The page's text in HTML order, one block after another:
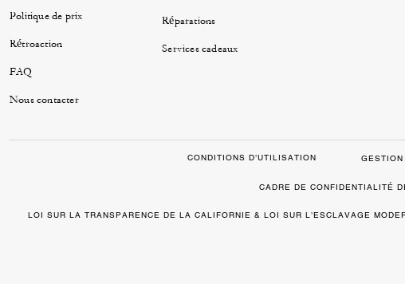
Politique de prix
Rétroaction
FAQ
Nous contacter
Réparations
Services cadeaux
CONDITIONS D’UTILISATION
CADRE DE CONFIDENTIALITÉ
LOI SUR LA TRANSPARENCE DE LA CALIFORNIE & LOI SUR L’ESCLAVAGE